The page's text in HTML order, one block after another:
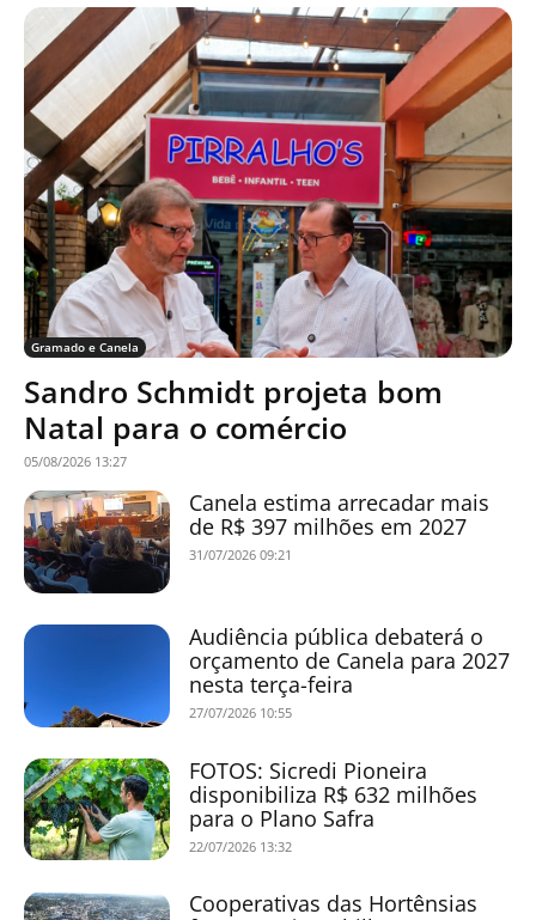
Gramado e Canela
Sandro Schmidt projeta bom
Natal para o comércio
05/08/2026 13:27
Canela estima arrecadar mais
de R$ 397 milhões em 2027
31/07/2026 09:21
Audiência pública debaterá o
orçamento de Canela para 2027
nesta terça-feira
27/07/2026 10:55
FOTOS: Sicredi Pioneira
disponibiliza R$ 632 milhões
para o Plano Safra
22/07/2026 13:32
Cooperativas das Hortênsias